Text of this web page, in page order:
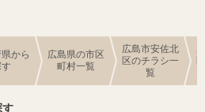
から
広島県の市区
町村一覧
広島市安佐北
区のチラシ一
覧
す